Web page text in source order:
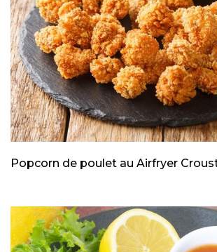
Popcorn de poulet au Airfryer